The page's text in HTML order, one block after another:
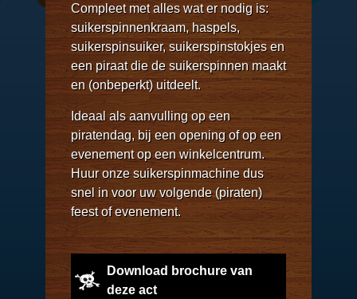
Compleet met alles wat er nodig is:
suikerspinnenkraam, haspels,
suikerspinsuiker, suikerspinstokjes en
een piraat die de suikerspinnen maakt
en (onbeperkt) uitdeelt.
Ideaal als aanvulling op een
piratendag, bij een opening of op een
evenement op een winkelcentrum.
Huur onze suikerspinmachine dus
snel in voor uw volgende (piraten)
feest of evenement.
Download brochure van
deze act